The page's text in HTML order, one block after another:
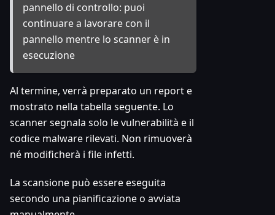
pannello di controllo: puoi
continuare a lavorare con il
pannello mentre lo scanner è in
esecuzione
Al termine, verrà preparato un report e
mostrato nella tabella seguente. Lo
scanner segnala solo le vulnerabilità e il
codice malware rilevati. Non rimuoverà
né modificherà i file infetti.
La scansione può essere eseguita
secondo una pianificazione o avviata